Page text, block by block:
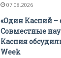
07.08.2026
«Один Каспий –
Совместные
Каспия
Week